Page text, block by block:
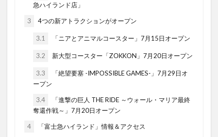
急ハイランド店」
3 4つの新アトラクションがオープン
3.1 「ニアとアニマルコースター」7月15日オープン
3.2 新大型コースター「ZOKKON」7月20日オープン
3.3
「絶望要塞 -IMPOSSIBLE GAMES-」7月29日オ
ープン
3.4
「進撃の巨人 THE RIDE ～ウォール・マリア最終
奪還作戦～」7月20日オープン
4 「富士急ハイランド」情報＆アクセス